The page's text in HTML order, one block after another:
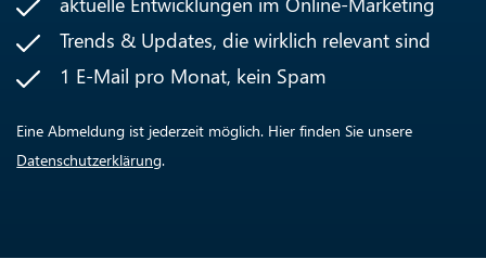
Trends & Updates, die wirklich relevant sind
1 E-Mail pro Monat, kein Spam
Eine Abmeldung ist jederzeit möglich. Hier finden Sie unsere
Datenschutzerklärung.